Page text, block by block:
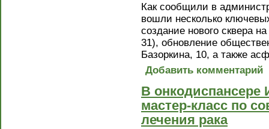
Как сообщили в
вошли несколько
создание нового сквера
31), обновление
Базоркина, 10, а также
Добавить комментарий
В онкодиспансере
мастер-класс по
лечения рака